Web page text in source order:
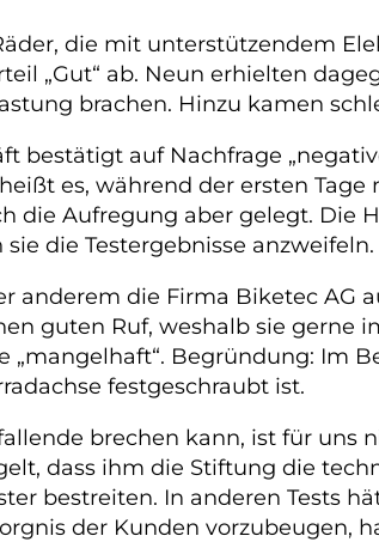
die mit unterstützendem
„Gut“ ab. Neun erhielten
brachen. Hinzu kamen
bestätigt auf Nachfrage
es, während der ersten Tage
die Aufregung aber gelegt. Die
die Testergebnisse anzweifeln.
die Firma Biketec AG
guten Ruf, weshalb sie gerne
Begründung: Im
festgeschraubt ist.
brechen kann, ist für uns
dass ihm die Stiftung die
bestreiten. In anderen Tests
der Kunden vorzubeugen,